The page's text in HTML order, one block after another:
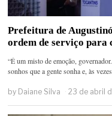
Prefeitura de
ordem de serviço para
“É um misto de emoção,
sonhos que a gente sonha e, às
by Daiane Silva 23 de abril